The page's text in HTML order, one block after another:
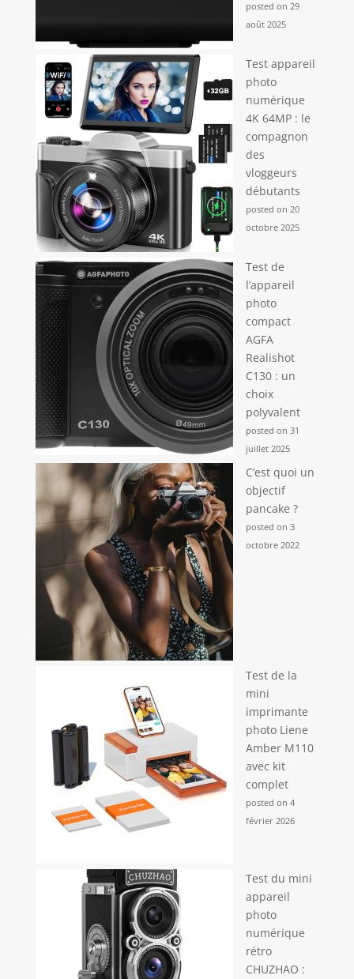
posted on 29
août 2025
Test appareil
photo
numérique
4K 64MP : le
compagnon
des
vloggeurs
débutants
posted on 20
octobre 2025
Test de
l’appareil
photo
compact
AGFA
Realishot
C130 : un
choix
polyvalent
posted on 31
juillet 2025
C’est quoi un
objectif
pancake ?
posted on 3
octobre 2022
Test de la
mini
imprimante
photo Liene
Amber M110
avec kit
complet
posted on 4
février 2026
Test du mini
appareil
photo
numérique
rétro
CHUZHAO :